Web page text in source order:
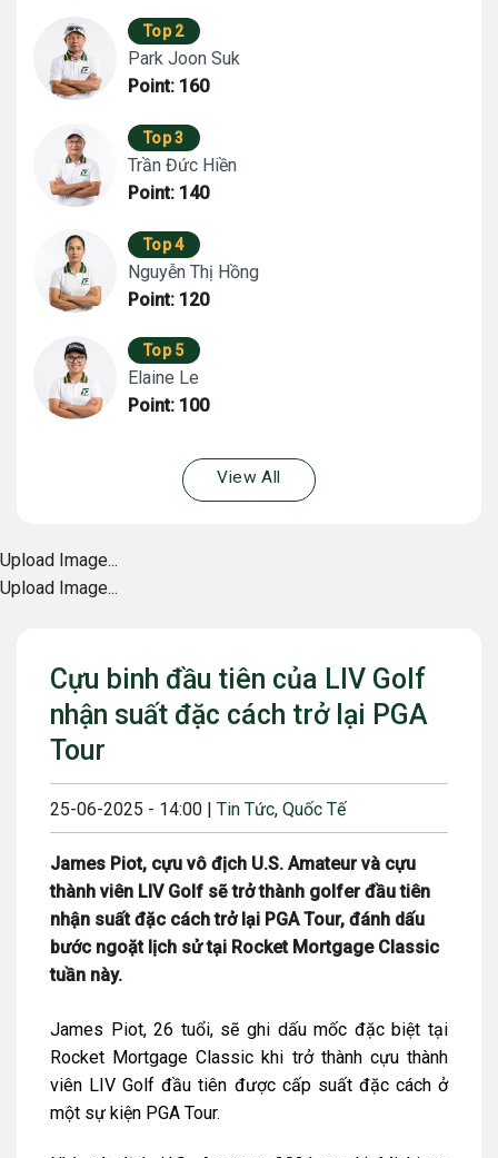
Cựu binh đầu tiên của LIV Golf
nhận suất đặc cách trở lại PGA
Tour
25-06-2025 - 14:00 | Tin Tức, Quốc Tế
James Piot, cựu vô địch U.S. Amateur và cựu
thành viên LIV Golf sẽ trở thành golfer đầu tiên
nhận suất đặc cách trở lại PGA Tour, đánh dấu
bước ngoặt lịch sử tại Rocket Mortgage Classic
tuần này.
James Piot, 26 tuổi, sẽ ghi dấu mốc đặc biệt tại
Rocket Mortgage Classic khi trở thành cựu thành
viên LIV Golf đầu tiên được cấp suất đặc cách ở
một sự kiện PGA Tour.
Top 2
Park Joon Suk
Point: 160
Top 3
Trần Đức Hiền
Point: 140
Top 4
Nguyễn Thị Hồng
Point: 120
Top 5
Elaine Le
Point: 100
View All
Upload Image...
Upload Image...